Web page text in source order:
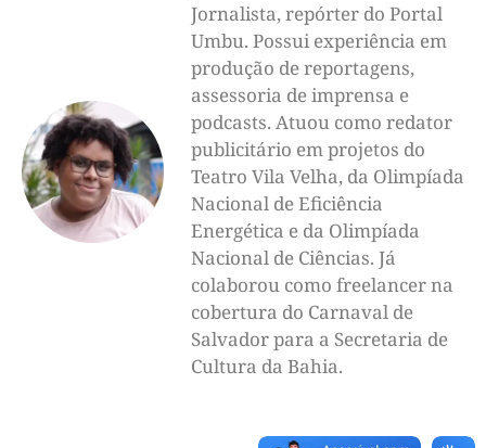
Jornalista, repórter do Portal
Umbu. Possui experiência em
produção de reportagens,
assessoria de imprensa e
podcasts. Atuou como redator
publicitário em projetos do
Teatro Vila Velha, da Olimpíada
Nacional de Eficiência
Energética e da Olimpíada
Nacional de Ciências. Já
colaborou como freelancer na
cobertura do Carnaval de
Salvador para a Secretaria de
Cultura da Bahia.